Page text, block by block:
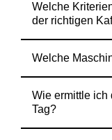
Welche
der richtigen
Welche
Wie ermittle ich
Tag?